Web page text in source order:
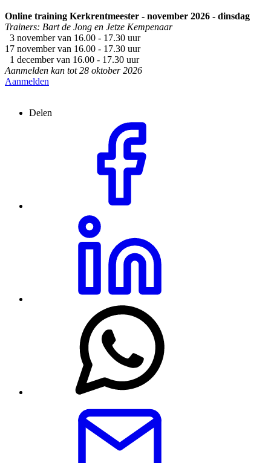
Online training Kerkrentmeester - november 2026 - dinsdag
Trainers: Bart de Jong en Jetze Kempenaar
3 november van 16.00 - 17.30 uur
17 november van 16.00 - 17.30 uur
1 december van 16.00 - 17.30 uur
Aanmelden kan tot 28 oktober 2026
Aanmelden
Delen